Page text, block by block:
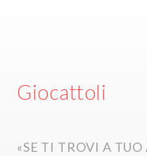
Giocattoli
«SE TI TROVI A